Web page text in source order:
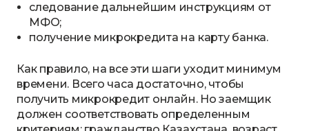
следование дальнейшим инструкциям от
МФО;
получение микрокредита на карту банка.
Как правило, на все эти шаги уходит минимум
времени. Всего часа достаточно, чтобы
получить микрокредит онлайн. Но заемщик
должен соответствовать определенным